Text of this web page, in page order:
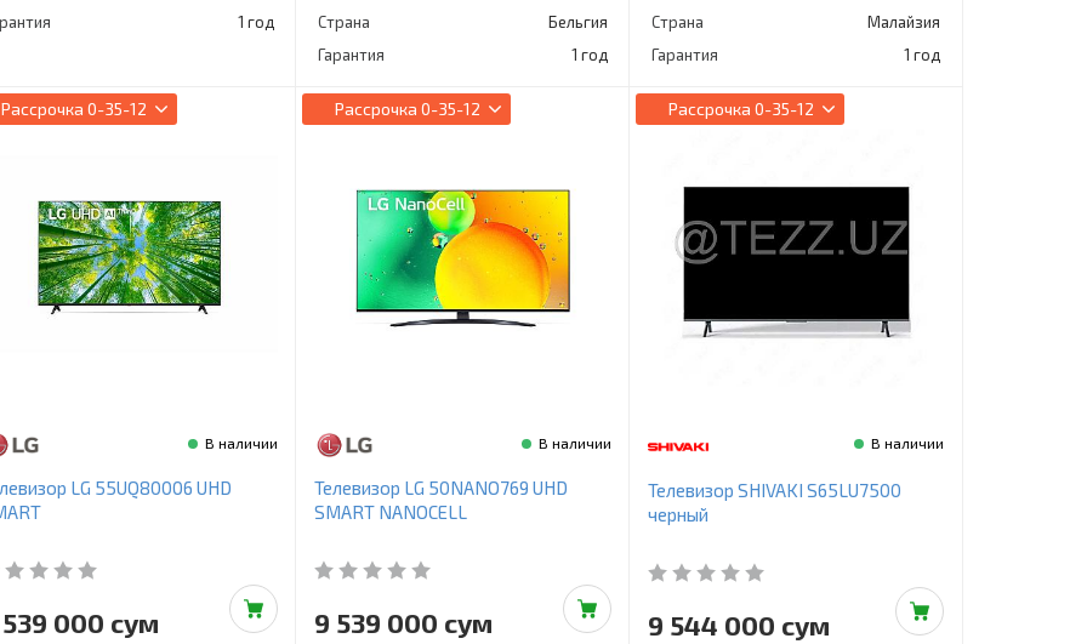
1 год Страна
Бельгия
Гарантия
1 год
Страна
Малайзия
Гарантия
1 год
Рассрочка 0-35-12
В наличии
LG 55UQ80006 UHD
000 сум
Рассрочка 0-35-12
В наличии
Телевизор LG 50NANO769 UHD
SMART NANOCELL
9 539 000 сум
Рассрочка 0-35-12
В наличии
Телевизор SHIVAKI S65LU7500
черный
9 544 000 сум